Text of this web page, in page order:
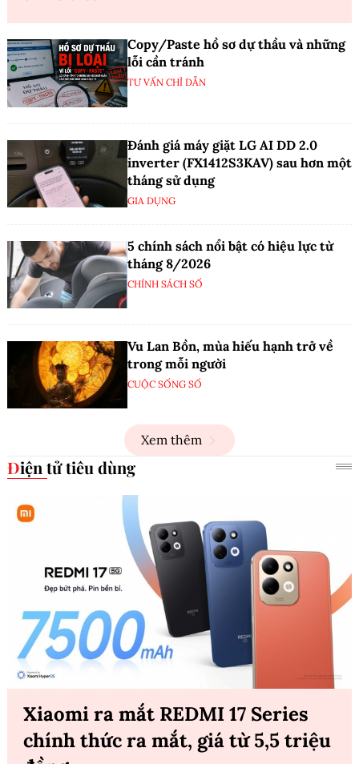
Copy/Paste hồ sơ dự thầu và những
lỗi cần tránh
TƯ VẤN CHỈ DẪN
Đánh giá máy giặt LG AI DD 2.0
inverter (FX1412S3KAV) sau hơn một
tháng sử dụng
GIA DỤNG
5 chính sách nổi bật có hiệu lực từ
tháng 8/2026
CHÍNH SÁCH SỐ
Vu Lan Bồn, mùa hiếu hạnh trở về
trong mỗi người
CUỘC SỐNG SỐ
Xem thêm
Điện tử tiêu dùng
Xiaomi ra mắt REDMI 17 Series
chính thức ra mắt, giá từ 5,5 triệu